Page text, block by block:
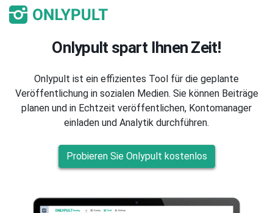
Onlypult spart Ihnen Zeit!
Onlypult ist ein effizientes Tool für die geplante
Veröffentlichung in sozialen Medien. Sie können Beiträge
planen und in Echtzeit veröffentlichen, Kontomanager
einladen und Analytik durchführen.
Probieren Sie Onlypult kostenlos